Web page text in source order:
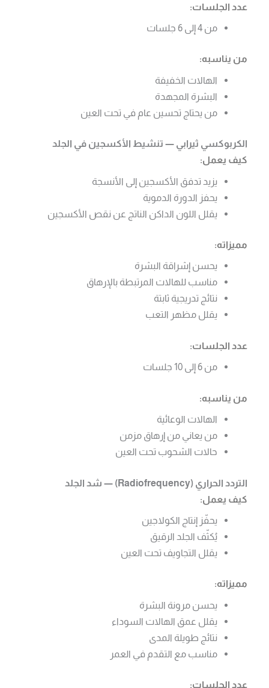
عدد الجلسات:
من 4 إلى 6 جلسات
من يناسبه:
الهالات الخفيفة
البشرة المجهدة
من يحتاج تحسين عام في تحت العين
الكربوكسي ثيرابي — تنشيط الأكسجين في الجلد
كيف يعمل:
يزيد تدفق الأكسجين إلى الأنسجة
يحفز الدورة الدموية
يقلل اللون الداكن الناتج عن نقص الأكسجين
مميزاته:
يحسن إشراقة البشرة
مناسب للهالات المرتبطة بالإرهاق
نتائج تدريجية ثابتة
يقلل مظهر التعب
عدد الجلسات:
من 6 إلى 10 جلسات
من يناسبه:
الهالات الوعائية
من يعاني من إرهاق مزمن
حالات الشحوب تحت العين
التردد الحراري (Radiofrequency) — شد الجلد
كيف يعمل:
يحفّز إنتاج الكولاجين
يُكثّف الجلد الرقيق
يقلل التجاويف تحت العين
مميزاته:
يحسن مرونة البشرة
يقلل عمق الهالات السوداء
نتائج طويلة المدى
مناسب مع التقدم في العمر
عدد الجلسات: